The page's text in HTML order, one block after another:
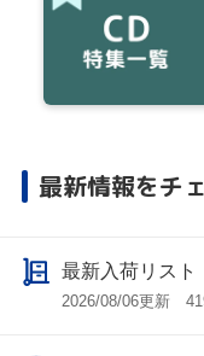
最新情報をチ
最新入荷リスト
2026/08/06更新